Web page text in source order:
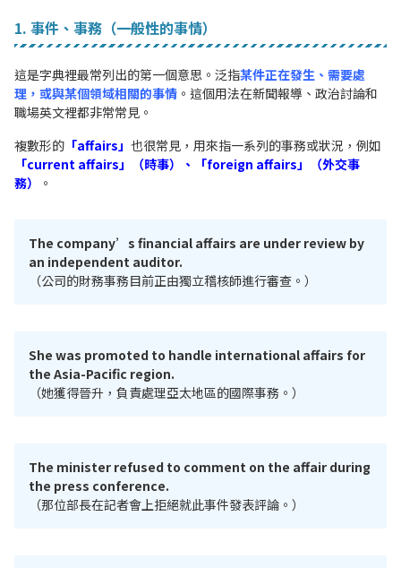
1. 事件、事務（一般性的事情）
這是字典裡最常列出的第一個意思。泛指某件正在發生、需要處
理，或與某個領域相關的事情 。這個用法在新聞報導、政治討論和
職場英文裡都非常常見。
複數形的 「affairs」 也很常見，用來指一系列的事務或狀況，例如
「current affairs」（時事）、「foreign affairs」（外交事
務）
。
The company’s financial affairs are under review by
an independent auditor.
（公司的財務事務目前正由獨立稽核師進行審查。）
She was promoted to handle international affairs for
the Asia-Pacific region.
（她獲得晉升，負責處理亞太地區的國際事務。）
The minister refused to comment on the affair during
the press conference.
（那位部長在記者會上拒絕就此事件發表評論。）